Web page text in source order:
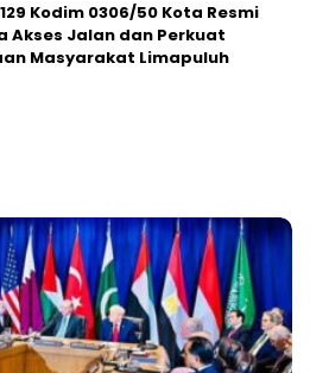
Kodim 0306/50 Kota Resmi
Akses Jalan dan Perkuat
Masyarakat Limapuluh